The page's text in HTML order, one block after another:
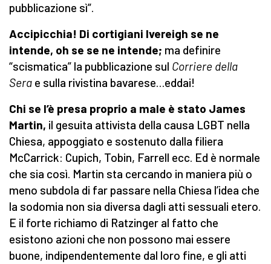
pubblicazione sì”.
Accipicchia! Di cortigiani Ivereigh se ne
intende, oh se se ne intende; ma definire
“scismatica” la pubblicazione sul Corriere della
Sera e sulla rivistina bavarese…eddai!
Chi se l’è presa proprio a male è stato James
Martin, il gesuita attivista della causa LGBT nella
Chiesa, appoggiato e sostenuto dalla filiera
McCarrick: Cupich, Tobin, Farrell ecc. Ed è normale
che sia così. Martin sta cercando in maniera più o
meno subdola di far passare nella Chiesa l’idea che
la sodomia non sia diversa dagli atti sessuali etero.
E il forte richiamo di Ratzinger al fatto che
esistono azioni che non possono mai essere
buone, indipendentemente dal loro fine, e gli atti